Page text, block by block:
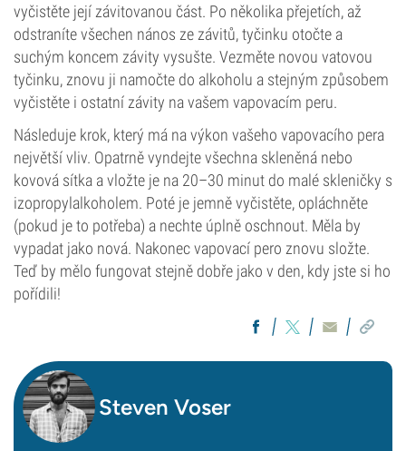
vyčistěte její závitovanou část. Po několika přejetích, až
odstraníte všechen nános ze závitů, tyčinku otočte a
suchým koncem závity vysušte. Vezměte novou vatovou
tyčinku, znovu ji namočte do alkoholu a stejným způsobem
vyčistěte i ostatní závity na vašem vapovacím peru.
Následuje krok, který má na výkon vašeho vapovacího pera
největší vliv. Opatrně vyndejte všechna skleněná nebo
kovová sítka a vložte je na 20–30 minut do malé skleničky s
izopropylalkoholem. Poté je jemně vyčistěte, opláchněte
(pokud je to potřeba) a nechte úplně oschnout. Měla by
vypadat jako nová. Nakonec vapovací pero znovu složte.
Teď by mělo fungovat stejně dobře jako v den, kdy jste si ho
pořídili!
Steven Voser